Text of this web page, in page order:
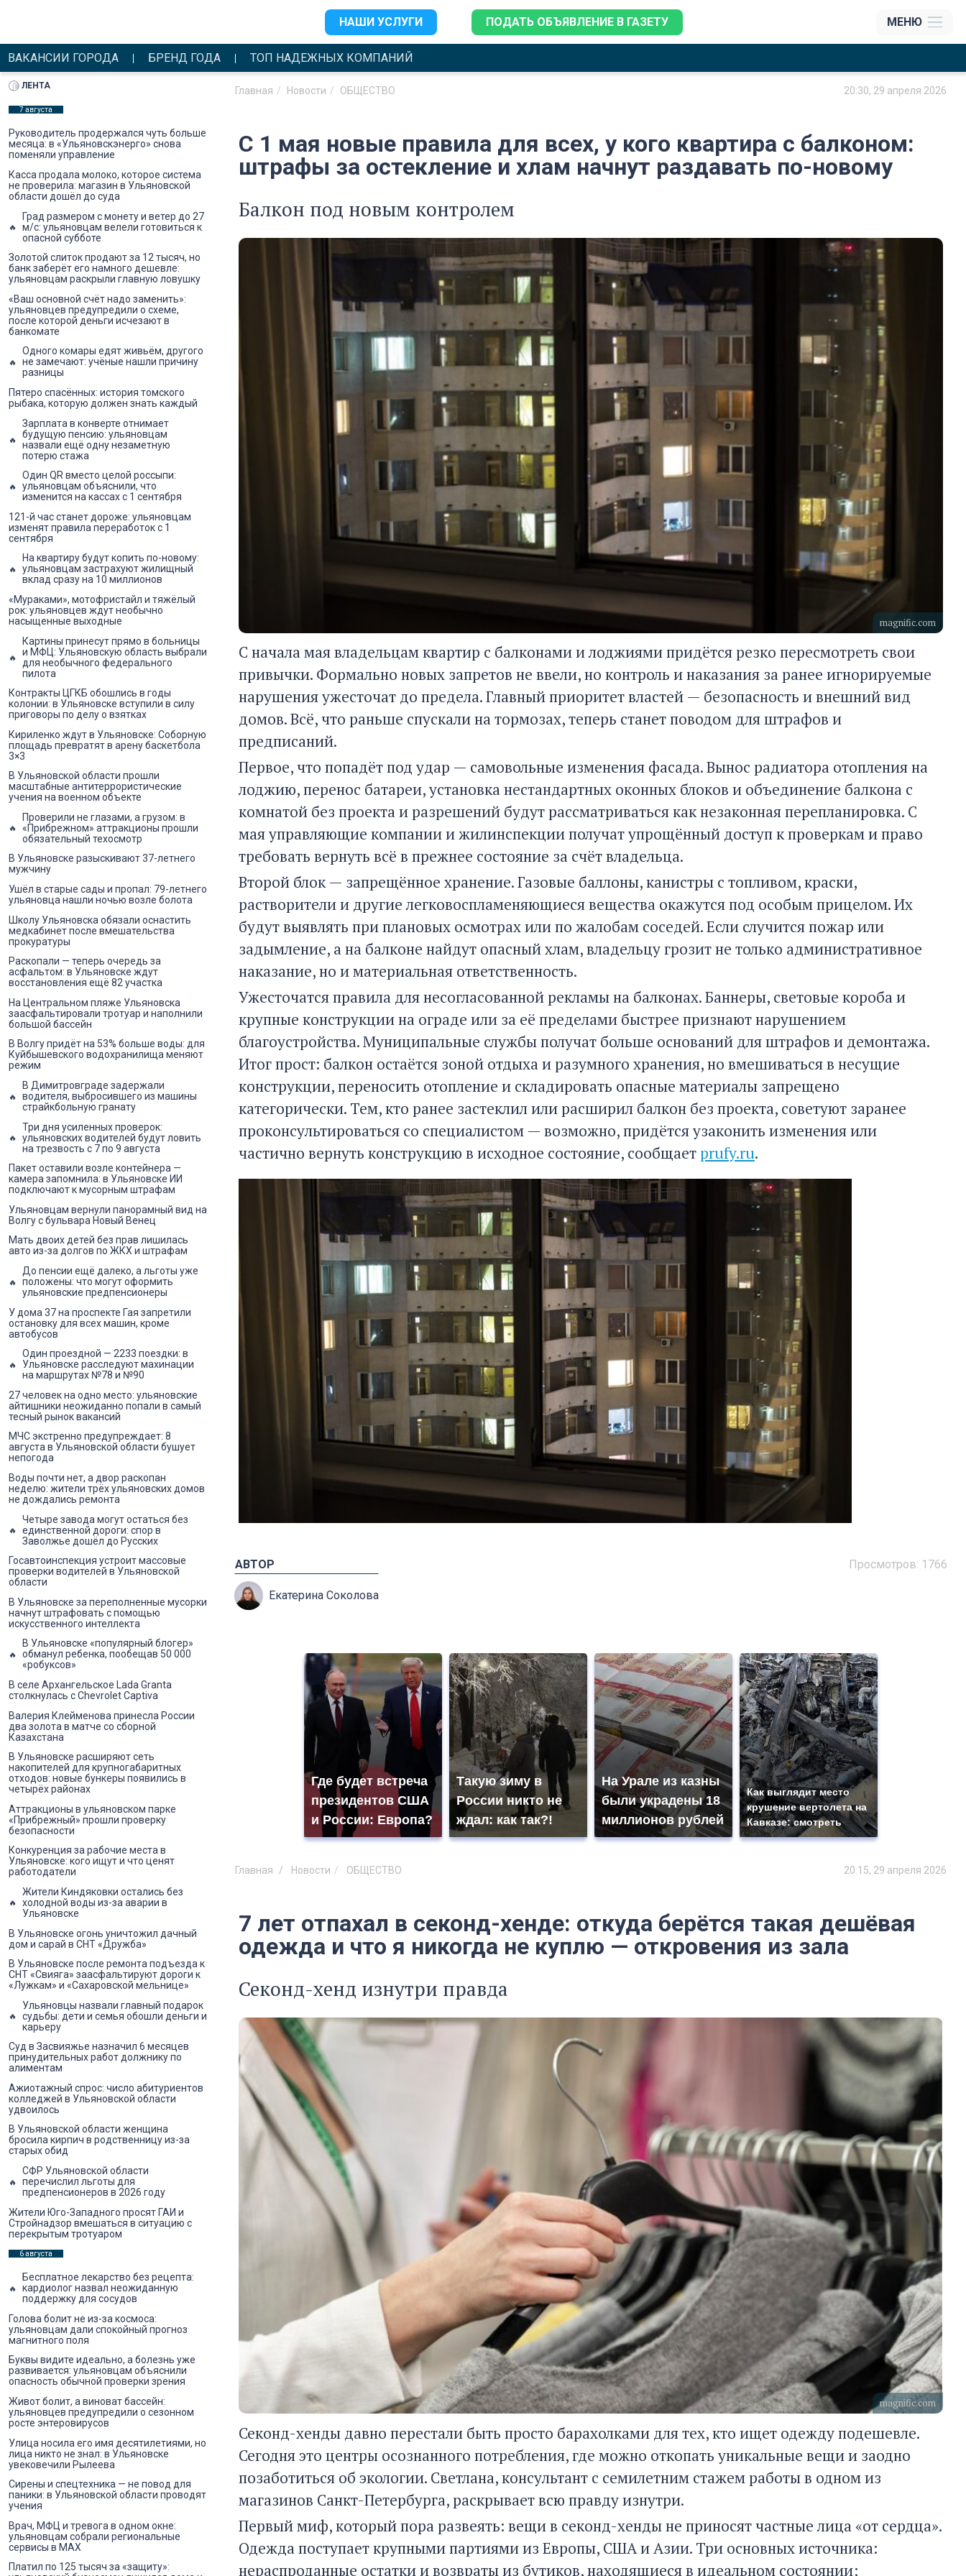
НАШИ УСЛУГИ ПОДАТЬ ОБЪЯВЛЕНИЕ В ГАЗЕТУ МЕНЮ
ВАКАНСИИ ГОРОДА БРЕНД ГОДА ТОП НАДЕЖНЫХ КОМПАНИЙ
Главная Новости ОБЩЕСТВО 20:30, 29 апреля 2026
С 1 мая новые правила для всех, у кого квартира с балконом:
штрафы за остекление и хлам начнут раздавать по-новому
Балкон под новым контролем
magnific.com
С начала мая владельцам квартир с балконами и лоджиями придётся резко пересмотреть свои
привычки. Формально новых запретов не ввели, но контроль и наказания за ранее игнорируемые
нарушения ужесточат до предела. Главный приоритет властей — безопасность и внешний вид
домов. Всё, что раньше спускали на тормозах, теперь станет поводом для штрафов и
предписаний.
Первое, что попадёт под удар — самовольные изменения фасада. Вынос радиатора отопления на
лоджию, перенос батареи, установка нестандартных оконных блоков и объединение балкона с
комнатой без проекта и разрешений будут рассматриваться как незаконная перепланировка. С
мая управляющие компании и жилинспекции получат упрощённый доступ к проверкам и право
требовать вернуть всё в прежнее состояние за счёт владельца.
Второй блок — запрещённое хранение. Газовые баллоны, канистры с топливом, краски,
растворители и другие легковоспламеняющиеся вещества окажутся под особым прицелом. Их
будут выявлять при плановых осмотрах или по жалобам соседей. Если случится пожар или
задымление, а на балконе найдут опасный хлам, владельцу грозит не только административное
наказание, но и материальная ответственность.
Ужесточатся правила для несогласованной рекламы на балконах. Баннеры, световые короба и
крупные конструкции на ограде или за её пределами быстрее признают нарушением
благоустройства. Муниципальные службы получат больше оснований для штрафов и демонтажа.
Итог прост: балкон остаётся зоной отдыха и разумного хранения, но вмешиваться в несущие
конструкции, переносить отопление и складировать опасные материалы запрещено
категорически. Тем, кто ранее застеклил или расширил балкон без проекта, советуют заранее
проконсультироваться со специалистом — возможно, придётся узаконить изменения или
частично вернуть конструкцию в исходное состояние, сообщаетprufy.ru.
Просмотров: 1766
АВТОР
Екатерина Соколова
Где будет встреча
президентов США
и России: Европа?
Такую зиму в
России никто не
ждал: как так?!
На Урале из казны
были украдены 18
миллионов рублей
Как выглядит место
крушение вертолета на
Кавказе: смотреть
Главная Новости ОБЩЕСТВО 20:15, 29 апреля 2026
7 лет отпахал в секонд-хенде: откуда берётся такая дешёвая
одежда и что я никогда не куплю — откровения из зала
Секонд-хенд изнутри правда
magnific.com
Секонд-хенды давно перестали быть просто барахолками для тех, кто ищет одежду подешевле.
Сегодня это центры осознанного потребления, где можно откопать уникальные вещи и заодно
позаботиться об экологии. Светлана, консультант с семилетним стажем работы в одном из
магазинов Санкт-Петербурга, раскрывает всю правду изнутри.
Первый миф, который пора развеять: вещи в секонд-хенды не приносят частные лица «от сердца».
Одежда поступает крупными партиями из Европы, США и Азии. Три основных источника:
нераспроданные остатки и возвраты из бутиков, находящиеся в идеальном состоянии;
ЛЕНТА
7 августа
Руководитель продержался чуть больше
месяца: в «Ульяновскэнерго» снова
поменяли управление
Касса продала молоко, которое система
не проверила: магазин в Ульяновской
области дошёл до суда
Град размером с монету и ветер до 27
м/с: ульяновцам велели готовиться к
опасной субботе
Золотой слиток продают за 12 тысяч, но
банк заберёт его намного дешевле:
ульяновцам раскрыли главную ловушку
«Ваш основной счёт надо заменить»:
ульяновцев предупредили о схеме,
после которой деньги исчезают в
банкомате
Одного комары едят живьём, другого
не замечают: учёные нашли причину
разницы
Пятеро спасённых: история томского
рыбака, которую должен знать каждый
Зарплата в конверте отнимает
будущую пенсию: ульяновцам
назвали ещё одну незаметную
потерю стажа
Один QR вместо целой россыпи:
ульяновцам объяснили, что
изменится на кассах с 1 сентября
121-й час станет дороже: ульяновцам
изменят правила переработок с 1
сентября
На квартиру будут копить по-новому:
ульяновцам застрахуют жилищный
вклад сразу на 10 миллионов
«Мураками», мотофристайл и тяжёлый
рок: ульяновцев ждут необычно
насыщенные выходные
Картины принесут прямо в больницы
и МФЦ: Ульяновскую область выбрали
для необычного федерального
пилота
Контракты ЦГКБ обошлись в годы
колонии: в Ульяновске вступили в силу
приговоры по делу о взятках
Кириленко ждут в Ульяновске: Соборную
площадь превратят в арену баскетбола
3×3
В Ульяновской области прошли
масштабные антитеррористические
учения на военном объекте
Проверили не глазами, а грузом: в
«Прибрежном» аттракционы прошли
обязательный техосмотр
В Ульяновске разыскивают 37-летнего
мужчину
Ушёл в старые сады и пропал: 79-летнего
ульяновца нашли ночью возле болота
Школу Ульяновска обязали оснастить
медкабинет после вмешательства
прокуратуры
Раскопали — теперь очередь за
асфальтом: в Ульяновске ждут
восстановления ещё 82 участка
На Центральном пляже Ульяновска
заасфальтировали тротуар и наполнили
большой бассейн
В Волгу придёт на 53% больше воды: для
Куйбышевского водохранилища меняют
режим
В Димитровграде задержали
водителя, выбросившего из машины
страйкбольную гранату
Три дня усиленных проверок:
ульяновских водителей будут ловить
на трезвость с 7 по 9 августа
Пакет оставили возле контейнера —
камера запомнила: в Ульяновске ИИ
подключают к мусорным штрафам
Ульяновцам вернули панорамный вид на
Волгу с бульвара Новый Венец
Мать двоих детей без прав лишилась
авто из-за долгов по ЖКХ и штрафам
До пенсии ещё далеко, а льготы уже
положены: что могут оформить
ульяновские предпенсионеры
У дома 37 на проспекте Гая запретили
остановку для всех машин, кроме
автобусов
Один проездной — 2233 поездки: в
Ульяновске расследуют махинации
на маршрутах №78 и №90
27 человек на одно место: ульяновские
айтишники неожиданно попали в самый
тесный рынок вакансий
МЧС экстренно предупреждает: 8
августа в Ульяновской области бушует
непогода
Воды почти нет, а двор раскопан
неделю: жители трёх ульяновских домов
не дождались ремонта
Четыре завода могут остаться без
единственной дороги: спор в
Заволжье дошёл до Русских
Госавтоинспекция устроит массовые
проверки водителей в Ульяновской
области
В Ульяновске за переполненные мусорки
начнут штрафовать с помощью
искусственного интеллекта
В Ульяновске «популярный блогер»
обманул ребенка, пообещав 50 000
«робуксов»
В селе Архангельское Lada Granta
столкнулась с Chevrolet Captiva
Валерия Клейменова принесла России
два золота в матче со сборной
Казахстана
В Ульяновске расширяют сеть
накопителей для крупногабаритных
отходов: новые бункеры появились в
четырёх районах
Аттракционы в ульяновском парке
«Прибрежный» прошли проверку
безопасности
Конкуренция за рабочие места в
Ульяновске: кого ищут и что ценят
работодатели
Жители Киндяковки остались без
холодной воды из-за аварии в
Ульяновске
В Ульяновске огонь уничтожил дачный
дом и сарай в СНТ «Дружба»
В Ульяновске после ремонта подъезда к
СНТ «Свияга» заасфальтируют дороги к
«Лужкам» и «Сахаровской мельнице»
Ульяновцы назвали главный подарок
судьбы: дети и семья обошли деньги и
карьеру
Суд в Засвияжье назначил 6 месяцев
принудительных работ должнику по
алиментам
Ажиотажный спрос: число абитуриентов
колледжей в Ульяновской области
удвоилось
В Ульяновской области женщина
бросила кирпич в родственницу из-за
старых обид
СФР Ульяновской области
перечислил льготы для
предпенсионеров в 2026 году
Жители Юго-Западного просят ГАИ и
Стройнадзор вмешаться в ситуацию с
перекрытым тротуаром
6 августа
Бесплатное лекарство без рецепта:
кардиолог назвал неожиданную
поддержку для сосудов
Голова болит не из-за космоса:
ульяновцам дали спокойный прогноз
магнитного поля
Буквы видите идеально, а болезнь уже
развивается: ульяновцам объяснили
опасность обычной проверки зрения
Живот болит, а виноват бассейн:
ульяновцев предупредили о сезонном
росте энтеровирусов
Улица носила его имя десятилетиями, но
лица никто не знал: в Ульяновске
увековечили Рылеева
Сирены и спецтехника — не повод для
паники: в Ульяновской области проводят
учения
Врач, МФЦ и тревога в одном окне:
ульяновцам собрали региональные
сервисы в MAX
Платил по 125 тысяч за «защиту»: